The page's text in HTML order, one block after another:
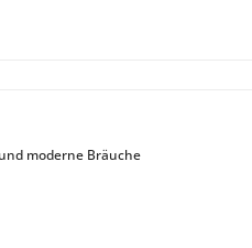
moderne Bräuche